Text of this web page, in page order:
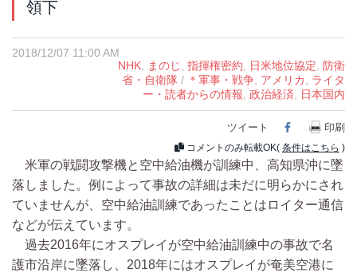
領下
2018/12/07 11:00 AM
NHK
まのじ 指揮権密約 日米地位協定
防衛
省・自衛隊 / ＊軍事・戦争 アメリカ
ライタ
ー・読者からの情報 政治経済 日本国内
ツイート Facebook
印刷
コメントのみ転載OK( 条件はこちら )
米軍の戦闘攻撃機と空中給油機が訓練中、高知県沖に墜
落しました。例によって事故の詳細は未だに明らかにされ
ていませんが、空中給油訓練であったことはロイター通信
などが伝えています。
過去2016年にオスプレイが空中給油訓練中の事故で名
護市沿岸に墜落し、2018年にはオスプレイが奄美空港に